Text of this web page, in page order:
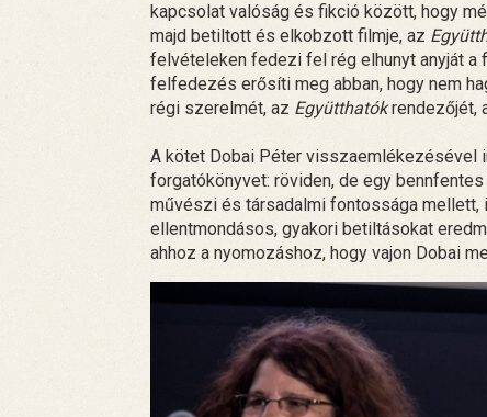
kapcsolat valóság és fikció között, hogy
majd betiltott és elkobzott filmje, az
felvételeken fedezi fel rég elhunyt anyját a
felfedezés erősíti meg abban, hogy nem
régi szerelmét, az Együtthatókrendezőjét,
A kötet Dobai Péter visszaemlékezésével
forgatókönyvet: röviden, de egy
művészi és társadalmi fontossága
ellentmondásos, gyakori betiltásokat
ahhoz a nyomozáshoz, hogy vajon Dobai